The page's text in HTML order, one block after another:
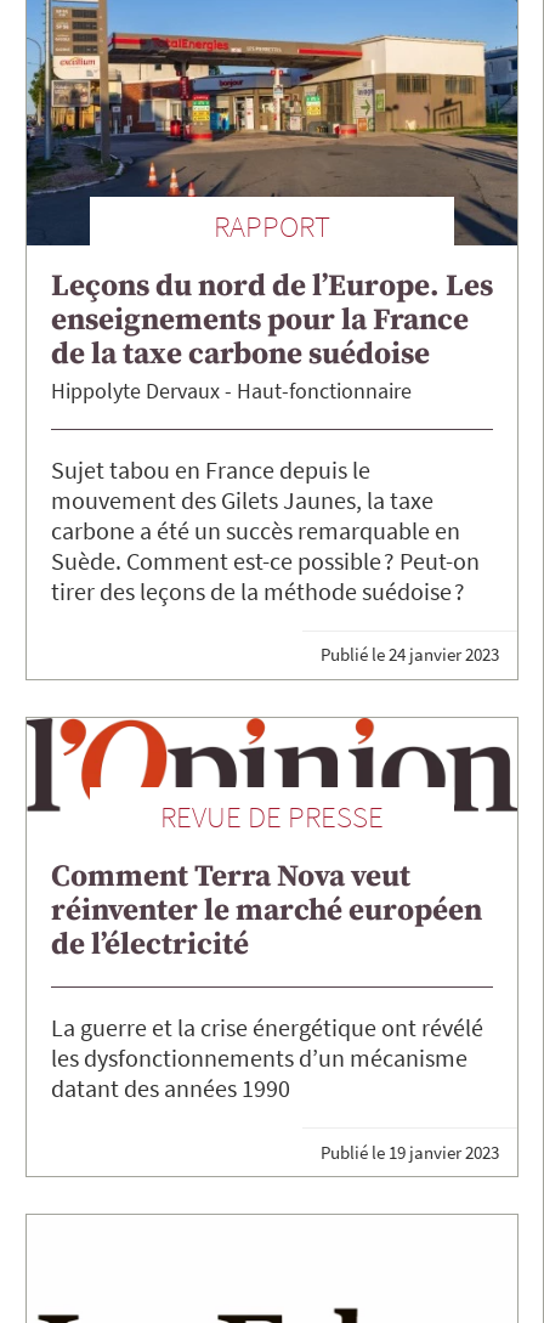
RAPPORT
Leçons du nord de l’Europe. Les
enseignements pour la France
de la taxe carbone suédoise
Hippolyte Dervaux Haut-fonctionnaire
Sujet tabou en France depuis le
mouvement des Gilets Jaunes, la taxe
carbone a été un succès remarquable en
Suède. Comment est-ce possible ? Peut-on
tirer des leçons de la méthode suédoise ?
Publié le24 janvier 2023
REVUE DE PRESSE
Comment Terra Nova veut
réinventer le marché européen
de l’électricité
La guerre et la crise énergétique ont révélé
les dysfonctionnements d’un mécanisme
datant des années 1990
Publié le 19 janvier 2023